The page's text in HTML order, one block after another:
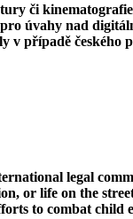
či
úvahy nad
případě českého
legal
or life on the
to combat child